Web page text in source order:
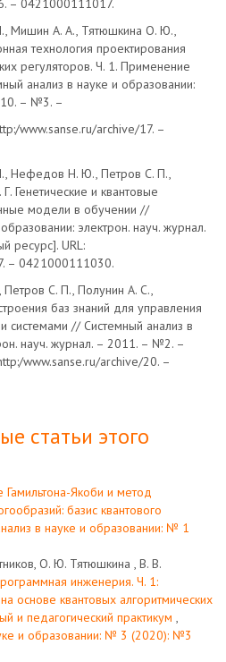
– 0421000111017.
Мишин А. А., Тятюшкина О. Ю.,
технология проектирования
регуляторов. Ч. 1. Применение
анализ в науке и образовании:
– №3. –
www.sanse.ru/archive/17. –
Нефедов Н. Ю., Петров С. П.,
Генетические и квантовые
модели в обучении //
электрон. науч. журнал.
ресурс]. URL:
– 0421000111030.
С. П., Полунин А. С.,
баз знаний для управления
системами // Системный анализ в
науч. журнал. – 2011. – №2. –
www.sanse.ru/archive/20. –
статьи этого
Гамильтона-Якоби и метод
базис квантового
в науке и образовании: № 1
О. Ю. Тятюшкина , В. В.
инженерия. Ч. 1:
основе квантовых алгоритмических
и педагогический практикум ,
и образовании: № 3 (2020): №3